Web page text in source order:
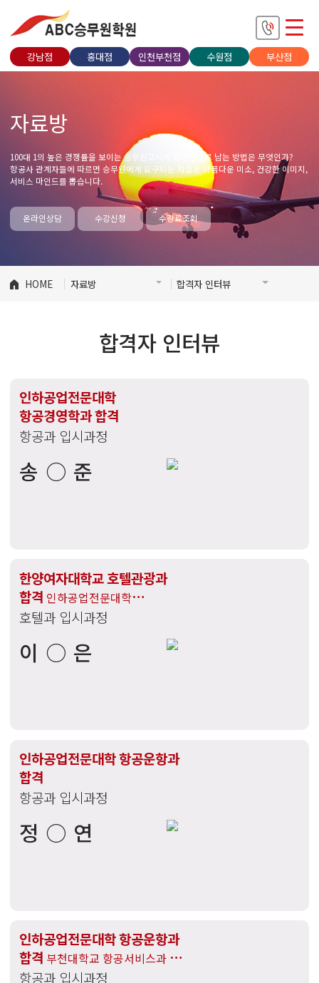
강남점 홍대점 인천부천점 수원점 부산점
자료방
100대 1의 높은 경쟁률을 보이는 승무원고시에 합격생으로 남는 방법은 무엇인가?
항공사 관계자들에 따르면 승무원에게 요구되는 자질은 아름다운 미소, 건강한 이미지,
서비스 마인드를 뽑습니다.
온라인상담 수강신청 수강료조회
HOME 자료방 합격자 인터뷰
합격자 인터뷰
인하공업전문대학
항공경영학과 합격
항공과 입시과정
송○준
한양여자대학교 호텔관광과
합격 인하공업전문대학
호텔경영학과 합격
호텔과 입시과정
이○은
인하공업전문대학 항공운항과
합격
항공과 입시과정
정○연
인하공업전문대학 항공운항과
합격 부천대학교 항공서비스과 /
한양여자대학교 항공과 /
항공과 입시과정